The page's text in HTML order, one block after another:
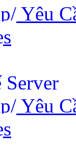
Yêu
Yêu